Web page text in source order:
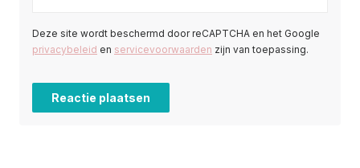
Deze site wordt beschermd door reCAPTCHA en het Google
privacybeleid en servicevoorwaarden zijn van toepassing.